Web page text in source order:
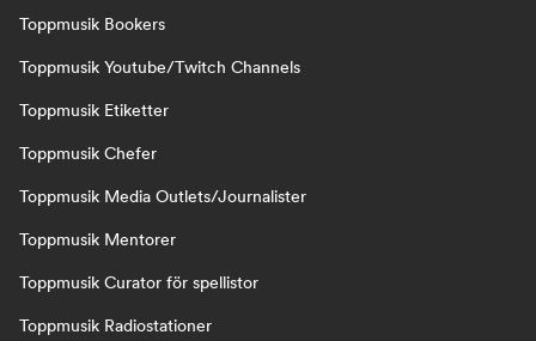
Toppmusik Bookers
Toppmusik Youtube/Twitch Channels
Toppmusik Etiketter
Toppmusik Chefer
Toppmusik Media Outlets/Journalister
Toppmusik Mentorer
Toppmusik Curator för spellistor
Toppmusik Radiostationer